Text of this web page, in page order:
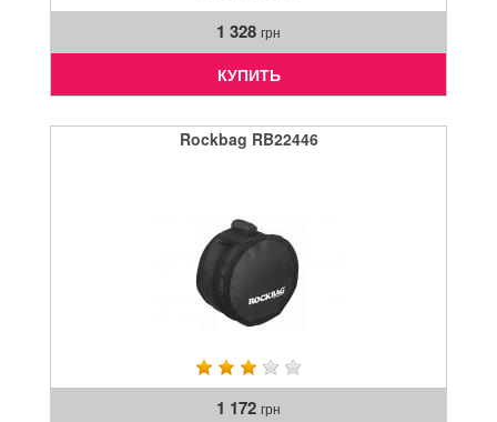
1 328 грн
КУПИТЬ
Rockbag RB22446
1 172 грн